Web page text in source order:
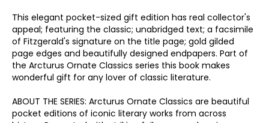
This elegant pocket-sized gift edition has real collector's
appeal; featuring the classic; unabridged text; a facsimile
of Fitzgerald's signature on the title page; gold gilded
page edges and beautifully designed endpapers. Part of
the Arcturus Ornate Classics series this book makes
wonderful gift for any lover of classic literature.
ABOUT THE SERIES: Arcturus Ornate Classics are beautiful
pocket editions of iconic literary works from across